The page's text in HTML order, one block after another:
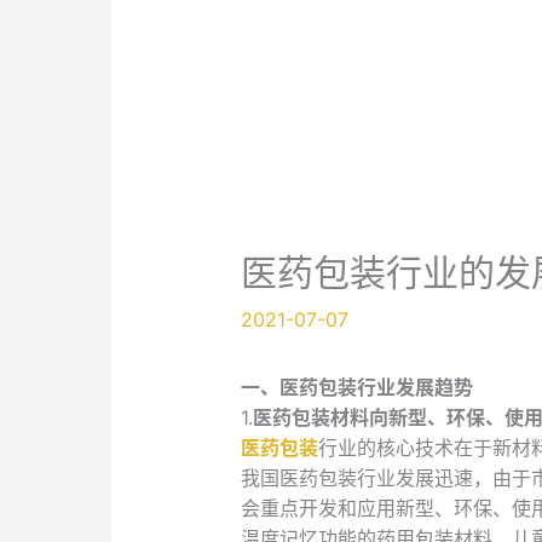
医药包装行业的发
2021-07-07
一、医药包装行业发展趋势
1. 医药包装材料向新型、环保、使
医药包装行业的核心技术在于新材
我国医药包装行业发展迅速，由于
会重点开发和应用新型、环保、使